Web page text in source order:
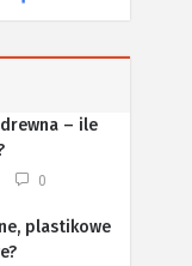
– ile
0
plastikowe